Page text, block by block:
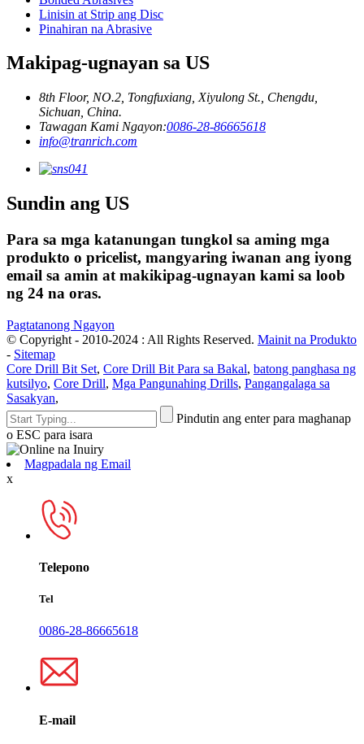
Linisin at Strip ang Disc
Pinahiran na Abrasive
Makipag-ugnayan sa US
8th Floor, NO.2, Tongfuxiang, Xiyulong St., Chengdu,
Sichuan, China.
Tawagan Kami Ngayon:0086-28-86665618
info@tranrich.com
Sundin ang US
Para sa mga katanungan tungkol sa aming mga
produkto o pricelist, mangyaring iwanan ang iyong
email sa amin at makikipag-ugnayan kami sa loob
ng 24 na oras.
Pagtatanong Ngayon
© Copyright - 2010-2024 : All Rights Reserved. Mainit na Produkto
- Sitemap
Core Drill Bit Set, Core Drill Bit Para sa Bakal, batong panghasa ng
kutsilyo, Core Drill, Mga Pangunahing Drills, Pangangalaga sa
Sasakyan,
Pindutin ang enter para maghanap
o ESC para isara
Magpadala ng Email
x
Telepono
Tel
0086-28-86665618
E-mail